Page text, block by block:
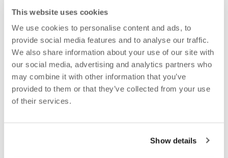
This website uses cookies
We use cookies to personalise content and ads, to
provide social media features and to analyse our traffic.
We also share information about your use of our site with
our social media, advertising and analytics partners who
may combine it with other information that you’ve
provided to them or that they’ve collected from your use
of their services.
Show details